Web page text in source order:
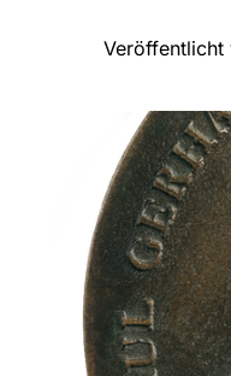
Veröffentlicht